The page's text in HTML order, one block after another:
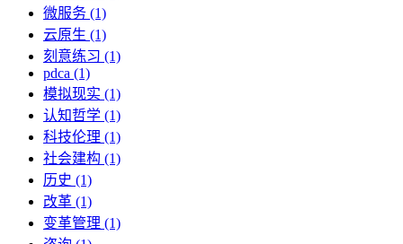
微服务 (1)
云原生 (1)
刻意练习 (1)
pdca (1)
模拟现实 (1)
认知哲学 (1)
科技伦理 (1)
社会建构 (1)
历史 (1)
改革 (1)
变革管理 (1)